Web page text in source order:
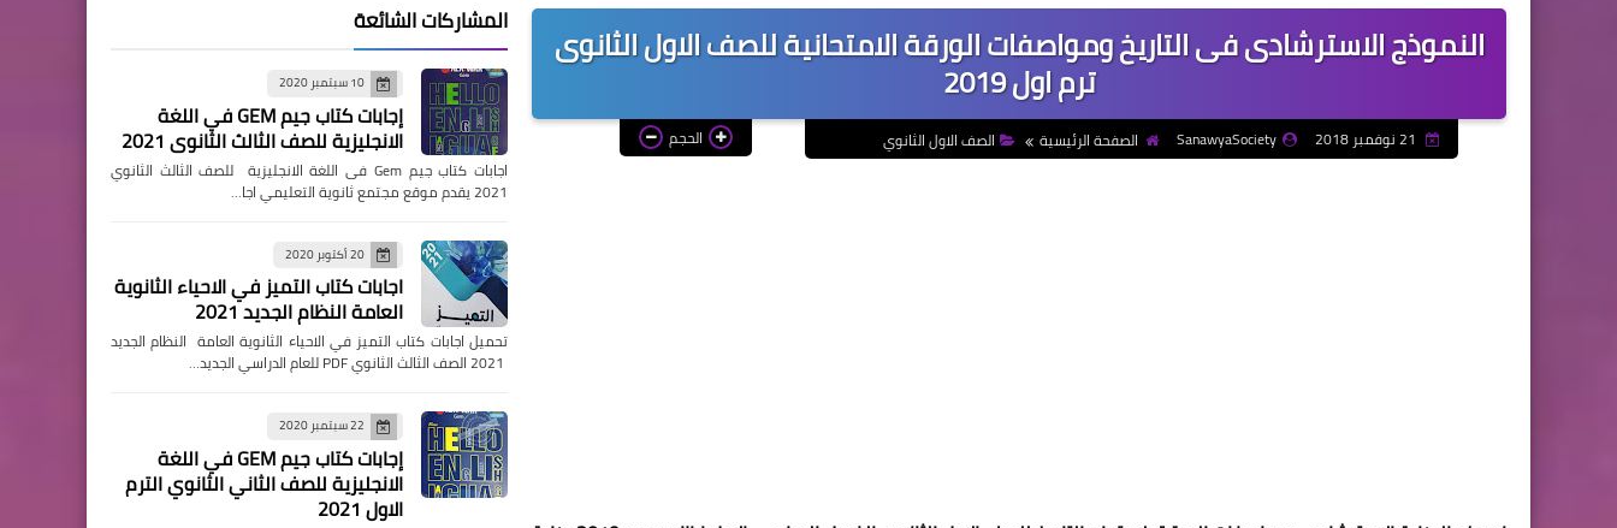
النموذج الاسترشادى فى التاريخ ومواصفات الورقة الامتحانية للصف الاول الثانوى
ترم اول 2019
SanawyaSociety الصفحة الرئيسية الصف الاول الثانوي الحجم
المشاركات الشائعة
10 سبتمبر 2020
إجابات كتاب جيم GEM في اللغة
الانجليزية للصف الثالث الثانوي 2021
اجابات كتاب جيم Gem فى اللغة الانجليزية للصف الثالث الثانوي
2021 يقدم موقع مجتمع ثانوية التعليمي اجا…
20 أكتوبر 2020
اجابات كتاب التميز في الاحياء الثانوية
العامة النظام الجديد 2021
تحميل اجابات كتاب التميز في الاحياء الثانوية العامة النظام الجديد
22 سبتمبر 2020
إجابات كتاب جيم GEM في اللغة
الانجليزية للصف الثاني الثانوي الترم
الاول 2021